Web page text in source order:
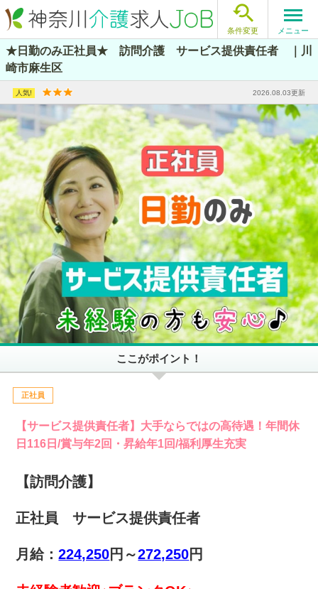

条件変更 メニュー
★日勤のみ正社員★ 訪問介護 サービス提供責任者 ｜川
崎市麻生区
2026.08.03更新
ここがポイント！
正社員
【サービス提供責任者】大手ならではの高待遇！年間休
日116日/賞与年2回・昇給年1回/福利厚生充実
【訪問介護】
正社員 サービス提供責任者
月給：224,250円～272,250円